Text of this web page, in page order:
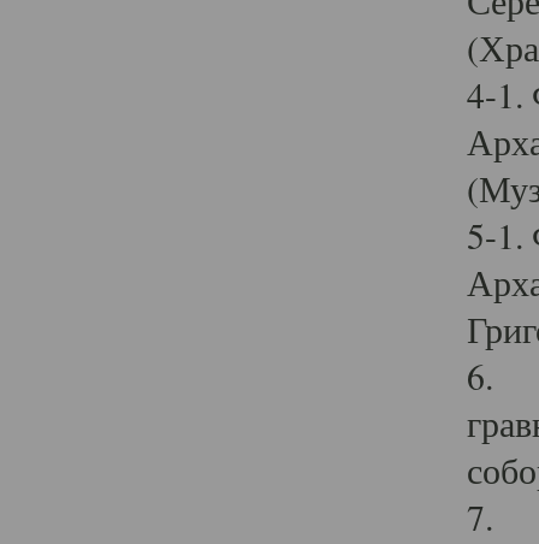
4-1.
5-1.
6.
7.